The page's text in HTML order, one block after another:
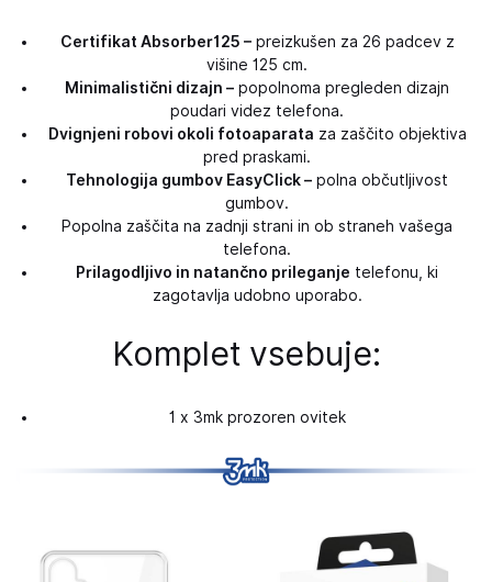
Certifikat Absorber125 –preizkušen za 26 padcev z
višine 125 cm.
Minimalistični dizajn – popolnoma pregleden dizajn
poudari videz telefona.
Dvignjeni robovi okoli fotoaparata za zaščito objektiva
pred praskami.
Tehnologija gumbov EasyClick – polna občutljivost
gumbov.
Popolna zaščita na zadnji strani in ob straneh vašega
telefona.
Prilagodljivo in natančno prileganje telefonu, ki
zagotavlja udobno uporabo.
Komplet vsebuje:
1 x 3mk prozoren ovitek